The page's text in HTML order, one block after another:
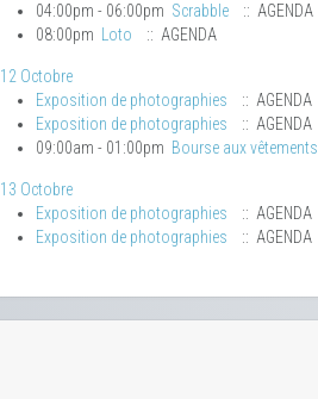
04:00pm - 06:00pm Scrabble
:: AGENDA
08:00pm Loto :: AGENDA
12 Octobre
Exposition de photographies
:: AGENDA
Exposition de photographies
:: AGENDA
09:00am - 01:00pm Bourse aux vêtements
13 Octobre
Exposition de photographies
:: AGENDA
Exposition de photographies
:: AGENDA